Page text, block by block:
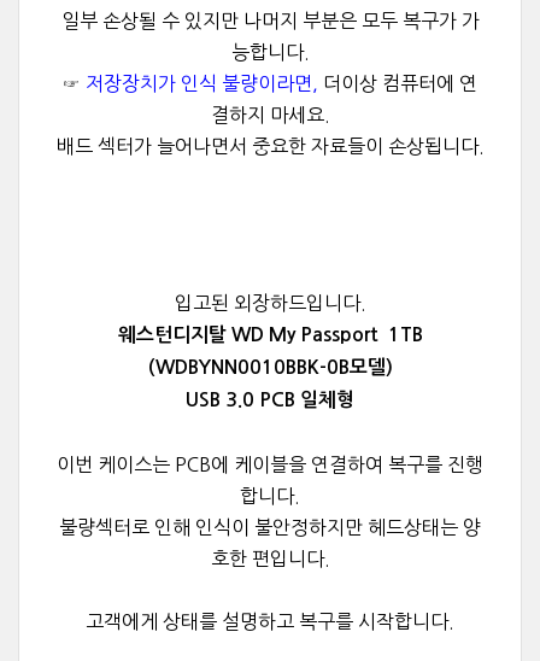
일부 손상될 수 있지만 나머지 부분은 모두 복구가 가
능합니다.
☞ 저장장치가 인식 불량이라면,
더이상 컴퓨터에 연
결하지 마세요.
배드 섹터가 늘어나면서 중요한 자료들이 손상됩니다.
입고된 외장하드입니다.
웨스턴디지탈 WD My Passport 1TB
(WDBYNN0010BBK-0B모델)
USB 3.0 PCB 일체형
이번 케이스는 PCB에 케이블을 연결하여 복구를 진행
합니다.
불량섹터로 인해 인식이 불안정하지만 헤드상태는 양
호한 편입니다.
고객에게 상태를 설명하고 복구를 시작합니다.